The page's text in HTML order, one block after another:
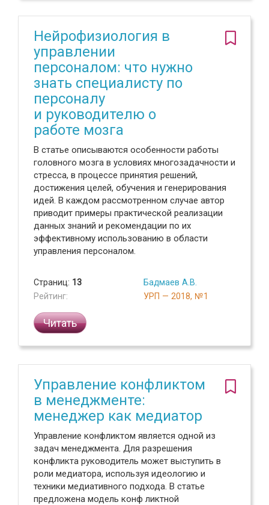
Нейрофизиология в
управлении
персоналом: что нужно
знать специалисту по
персоналу
и руководителю о
работе мозга
В статье описываются особенности работы
головного мозга в условиях многозадачности и
стресса, в процессе принятия решений,
достижения целей, обучения и генерирования
идей. В каждом рассмотренном случае автор
приводит примеры практической реализации
данных знаний и рекомендации по их
эффективному использованию в области
управления персоналом.
Страниц: 13
Рейтинг:
Бадмаев А.В.
УРП — 2018, №1
Читать
Управление конфликтом
в менеджменте:
менеджер как медиатор
Управление конфликтом является одной из
задач менеджмента. Для разрешения
конфликта руководитель может выступить в
роли медиатора, используя идеологию и
техники медиативного подхода. В статье
предложена модель конф ликтной